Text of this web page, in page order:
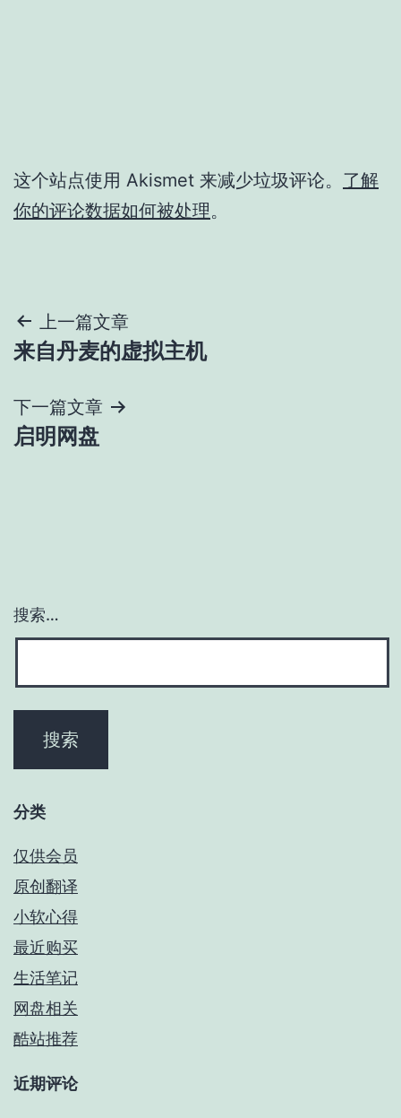
这个站点使用 Akismet 来减少垃圾评论。 了解
你的评论数据如何被处理。
文
章
导
航
上一篇文章
来自丹麦的虚拟主机
下一篇文章
启明网盘
搜索…
分类
仅供会员
原创翻译
小软心得
最近购买
生活笔记
网盘相关
酷站推荐
近期评论